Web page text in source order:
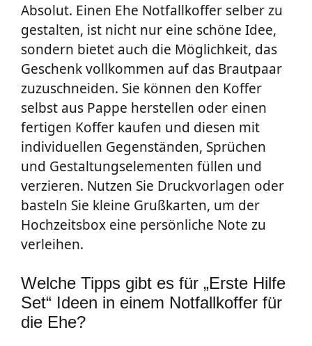
Absolut. Einen Ehe Notfallkoffer selber zu
gestalten, ist nicht nur eine schöne Idee,
sondern bietet auch die Möglichkeit, das
Geschenk vollkommen auf das Brautpaar
zuzuschneiden. Sie können den Koffer
selbst aus Pappe herstellen oder einen
fertigen Koffer kaufen und diesen mit
individuellen Gegenständen, Sprüchen
und Gestaltungselementen füllen und
verzieren. Nutzen Sie Druckvorlagen oder
basteln Sie kleine Grußkarten, um der
Hochzeitsbox eine persönliche Note zu
verleihen.
Welche Tipps gibt es für „Erste Hilfe
Set“ Ideen in einem Notfallkoffer für
die Ehe?